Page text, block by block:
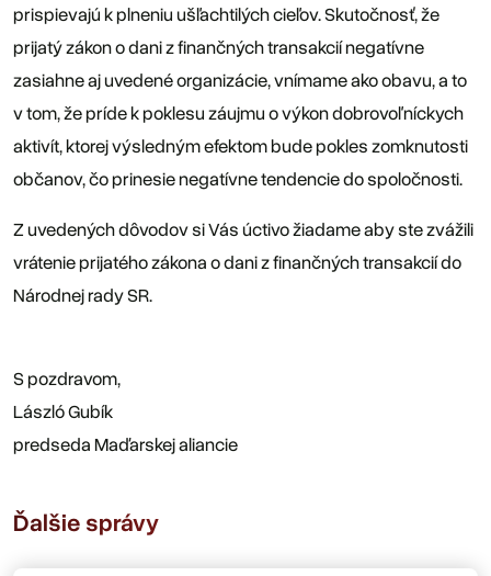
prispievajú k plneniu ušľachtilých cieľov. Skutočnosť, že
prijatý zákon o dani z finančných transakcií negatívne
zasiahne aj uvedené organizácie, vnímame ako obavu, a to
v tom, že príde k poklesu záujmu o výkon dobrovoľníckych
aktivít, ktorej výsledným efektom bude pokles zomknutosti
občanov, čo prinesie negatívne tendencie do spoločnosti.
Z uvedených dôvodov si Vás úctivo žiadame aby ste zvážili
vrátenie prijatého zákona o dani z finančných transakcií do
Národnej rady SR.
S pozdravom,
László Gubík
predseda Maďarskej aliancie
Ďalšie správy